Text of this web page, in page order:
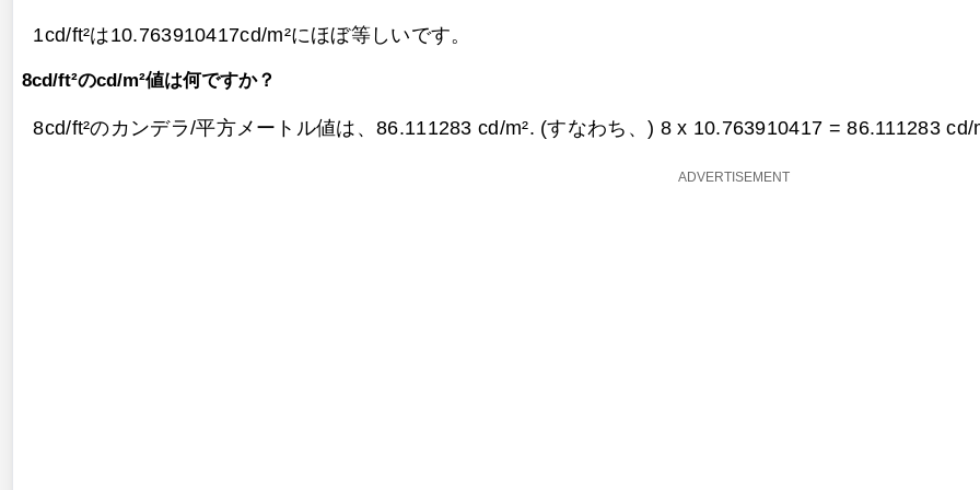
1cd/ft²は10.763910417cd/m²にほぼ等しいです。
8cd/ft²のcd/m²値は何ですか？
8cd/ft²のカンデラ/平方メートル値は、 86.111283 cd/m². (すなわち、) 8 x 10.763910417 =86.111283 cd/